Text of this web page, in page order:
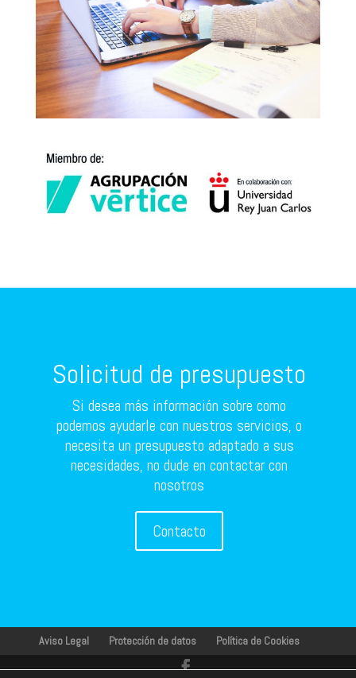
Solicitud de presupuesto
Si desea más información sobre como
podemos ayudarle con nuestros servicios, o
necesita un presupuesto adaptado a sus
necesidades, no dude en contactar con
nosotros
Contacto
Aviso Legal Protección de datos Política de Cookies